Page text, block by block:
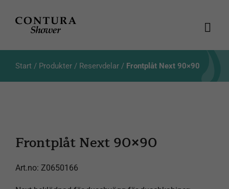
innehållet
Start/ Produkter/ Reservdelar/ Frontplåt Next 90×90
Frontplåt Next 90×90
Art.no: Z0650166